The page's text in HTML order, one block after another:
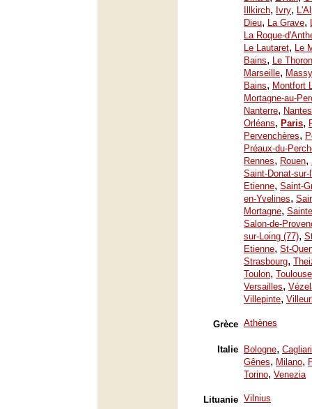
Illkirch, Ivry,
Dieu, La Grave,
La Roque-
Le Lautaret, Le
Bains, Le
Marseille, Massy
Bains, Montfort
Mortagne-au-
Nanterre, Nantes
Orléans, Paris,
Pervenchères,
Préaux-du-
Rennes, Rouen,
Saint-Donat-sur-
Etienne, Saint-
en-Yvelines,
Mortagne,
Salon-de-
sur-Loing (77),
Etienne, St-
Strasbourg,
Toulon, Toulouse
Versailles,
Villepinte,
Grèce Athènes
Italie Bologne, Cagliari
Gênes, Milano,
Torino, Venezia
Lituanie Vilnius